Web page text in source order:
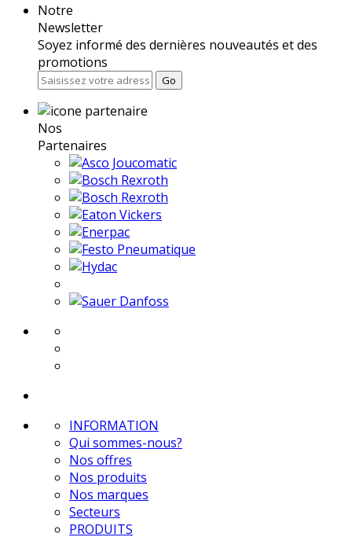
Notre
Newsletter
Soyez informé des dernières nouveautés et des
promotions
Go
Nos
Partenaires
INFORMATION
Qui sommes-nous?
Nos offres
Nos produits
Nos marques
Secteurs
PRODUITS